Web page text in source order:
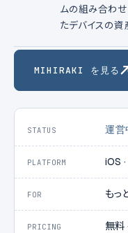
STATUS 運営
PLATFORM iOS
FOR もっ
PRICING 無料
ムの組み合わ
たデバイスの資
MIHIRAKI を見る